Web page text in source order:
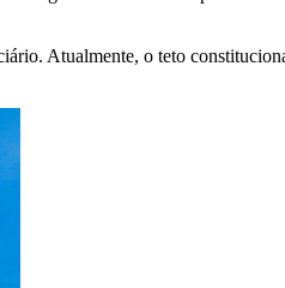
Atualmente, o teto